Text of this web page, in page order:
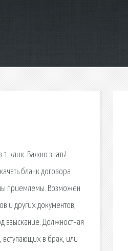
клик. Важно знать!
бланк договора
приемлемы. Возможен
и других документов,
взыскание. Должностная
вступающих в брак, или